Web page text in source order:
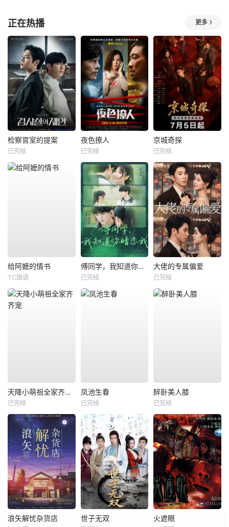
正在热播 更多
检察官室的提案
已完结
夜色撩人
已完结
京城奇探
已完结
给阿嬷的情书
TC国语
傅同学，我知道你暗恋我
已完结
大佬的专属偏爱
已完结
天降小萌祖全家齐齐宠
已完结
凤池生春
已完结
醉卧美人膝
已完结
浪矢解忧杂货店 世子无双 火遮眼